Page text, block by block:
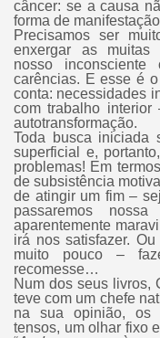
câncer: se a causa
forma de
Precisamos ser
enxergar as muitas
nosso
carências. E esse é
conta: necessidades
com trabalho interior
autotransformação.
Toda busca iniciada
superficial e,
problemas! Em
de subsistência
de atingir um fim –
passaremos
aparentemente
irá nos satisfazer.
muito pouco –
recomesse…
Num dos seus livros,
teve com um chefe
na sua opinião, os
tensos, um olhar fixo